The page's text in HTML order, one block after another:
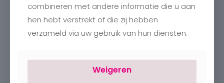
+32 89515466
info@charlottebilzen.be
combineren met andere informatie die u aan
hen hebt verstrekt of die zij hebben
verzameld via uw gebruik van hun diensten.
Weigeren